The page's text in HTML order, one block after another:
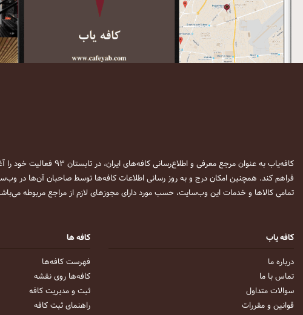
کافه‌یاب به عنوان مرجع معرفی و اطلاع‌رسانی کافه‌های ایران، در تابستان ۹۳ فعالیت خود را آغاز نمود. این وب‌سایت در نظر دارد تا با معرفی
فراهم کند. همچنین امکان درج و به روز رسانی اطلاعات کافه‌ها توسط صاحبان آن‌ها در
تمامی کالاها و خدمات این وب‌سایت، حسب مورد دارای مجوزهای لازم از مراجع مربوطه
کافه یاب
درباره ما
تماس با ما
سوالات متداول
قوانین و مقررات
کافه ها
فهرست کافه‌ها
کافه‌ها روی نقشه
ثبت و مدیریت کافه
راهنمای ثبت کافه